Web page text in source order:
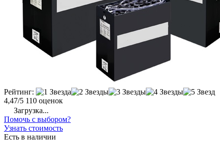
Рейтинг:
4,47/5 110 оценок
Загрузка...
Помочь с выбором?
Узнать стоимость
Есть в наличии